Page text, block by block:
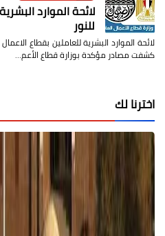
لائحة الموارد
للنور
لائحة الموارد البشرية للعاملين بقطاع
كشفت مصادر مؤكدة بوزارة قطاع الأعم…
اخترنا لك